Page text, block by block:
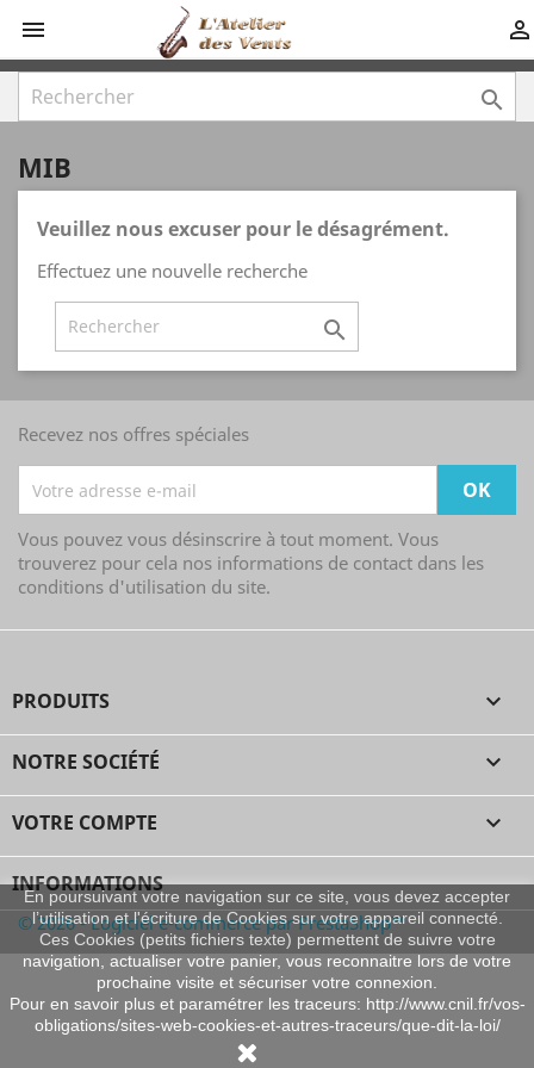
 

MIB
Veuillez nous excuser pour le désagrément.
Effectuez une nouvelle recherche

Recevez nos offres spéciales
Vous pouvez vous désinscrire à tout moment. Vous
trouverez pour cela nos informations de contact dans les
conditions d'utilisation du site.
PRODUITS 
NOTRE SOCIÉTÉ 
VOTRE COMPTE 
En poursuivant votre navigation sur ce site, vous devez accepter
l’utilisation et l'écriture de Cookies sur votre appareil connecté.
Ces Cookies (petits fichiers texte) permettent de suivre votre
navigation, actualiser votre panier, vous reconnaitre lors de votre
prochaine visite et sécuriser votre connexion.
Pour en savoir plus et paramétrer les traceurs: http://www.cnil.fr/vos-
obligations/sites-web-cookies-et-autres-traceurs/que-dit-la-loi/
INFORMATIONS
© 2026 - Logiciel e-commerce par PrestaShop™